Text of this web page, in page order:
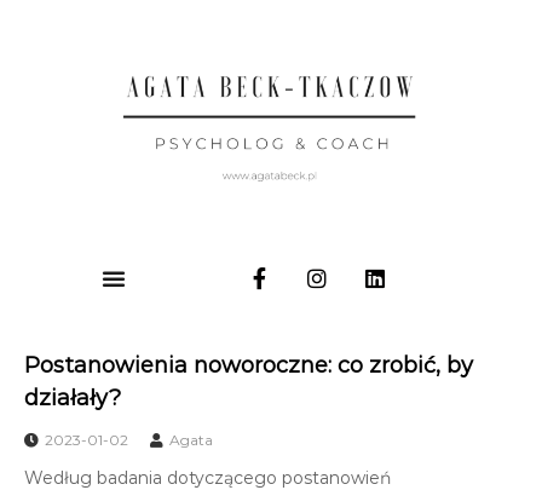
Postanowienia noworoczne: co zrobić, by
działały?
2023-01-02 Agata
Według badania dotyczącego postanowień